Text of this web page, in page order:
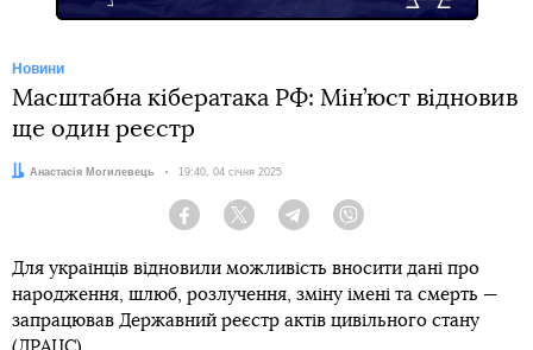
Новини
Масштабна кібератака РФ: Мін’юст відновив
ще один реєстр
Автор:
Анастасія Могилевець Дата:
19:40, 04 січня 2025
Facebook Twitter Telegram
Для українців відновили можливість вносити дані про
народження, шлюб, розлучення, зміну імені та смерть —
запрацював Державний реєстр актів цивільного стану